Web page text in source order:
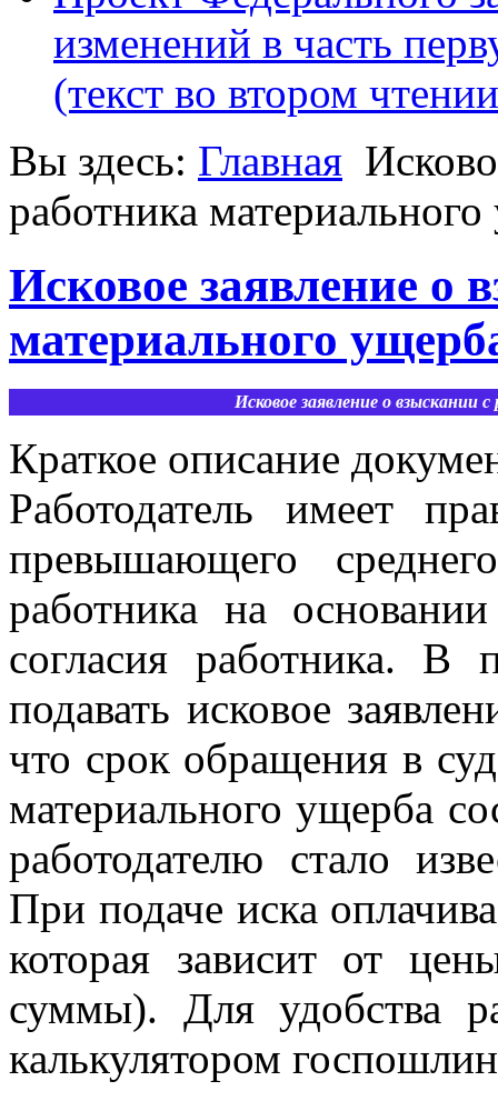
изменений в часть
(текст во втором
Вы здесь: Главная
работника
Исковое заявление о
материального
Исковое заявление о взыскании
Краткое описание
Работодатель имеет
превышающего
работника на
согласия работника. В
подавать исковое
что срок обращения в
материального ущерба
работодателю стало
При подаче иска
которая зависит от
суммы). Для удобства
калькулятором